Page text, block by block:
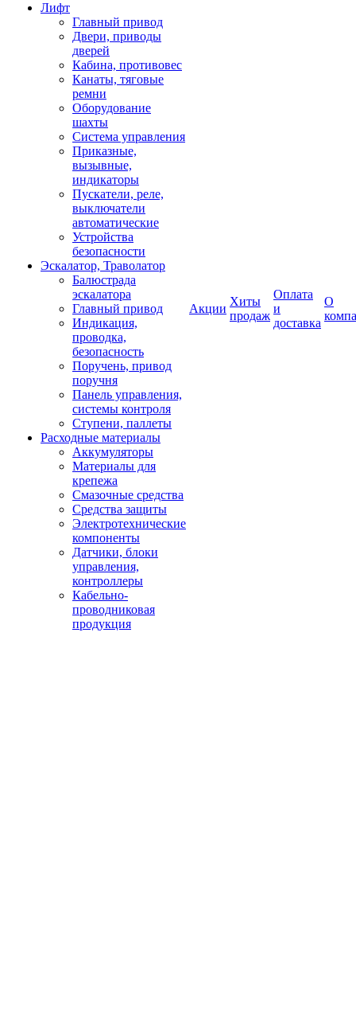
Лифт
Главный привод
Двери, приводы
дверей
Кабина, противовес
Канаты, тяговые
ремни
Оборудование
шахты
Система управления
Приказные,
вызывные,
индикаторы
Пускатели, реле,
выключатели
автоматические
Устройства
безопасности
Эскалатор, Траволатор
Балюстрада
эскалатора
Главный привод
Индикация,
проводка,
безопасность
Поручень, привод
поручня
Панель управления,
системы контроля
Ступени, паллеты
Расходные материалы
Аккумуляторы
Материалы для
крепежа
Смазочные средства
Средства защиты
Электротехнические
компоненты
Датчики, блоки
управления,
контроллеры
Кабельно-
проводниковая
продукция
Акции
Хиты
продаж
Оплата
и
доставка
О